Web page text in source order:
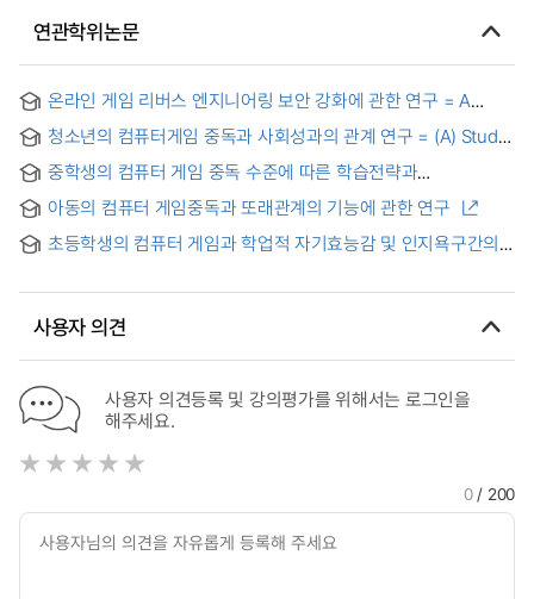
연관학위논문
온라인 게임 리버스 엔지니어링 보안 강화에 관한 연구 = A
Study of Security Enhancement on Online Game Reverse
Engineering
청소년의 컴퓨터게임 중독과 사회성과의 관계 연구 = (A) Study
on the Relationship between Addiction in Computer Game
and Social Development of Adolescent
중학생의 컴퓨터 게임 중독 수준에 따른 학습전략과
학업성취도와의 차이
아동의 컴퓨터 게임중독과 또래관계의 기능에 관한 연구
초등학생의 컴퓨터 게임과 학업적 자기효능감 및 인지욕구간의
Academic Self-efficacy, and Cognitive Needs of
사용자 의견
사용자 의견등록 및 강의평가를 위해서는 로그인을
해주세요.
0/ 200